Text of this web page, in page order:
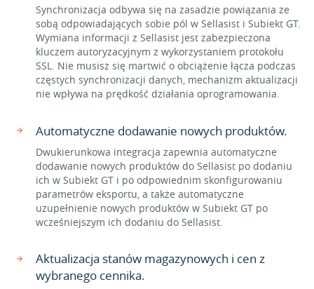
Synchronizacja odbywa się na zasadzie powiązania ze
sobą odpowiadających sobie pól w Sellasist i Subiekt GT.
Wymiana informacji z Sellasist jest zabezpieczona
kluczem autoryzacyjnym z wykorzystaniem protokołu
SSL. Nie musisz się martwić o obciążenie łącza podczas
częstych synchronizacji danych, mechanizm aktualizacji
nie wpływa na prędkość działania oprogramowania.
Automatyczne dodawanie nowych produktów.
Dwukierunkowa integracja zapewnia automatyczne
dodawanie nowych produktów do Sellasist po dodaniu
ich w Subiekt GT i po odpowiednim skonfigurowaniu
parametrów eksportu, a także automatyczne
uzupełnienie nowych produktów w Subiekt GT po
wcześniejszym ich dodaniu do Sellasist.
Aktualizacja stanów magazynowych i cen z
wybranego cennika.